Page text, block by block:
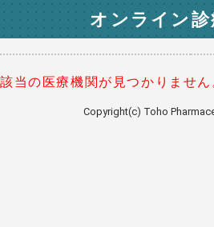
オンライン診
該当の医療機関が見つかりません
Copyright(c) Toho